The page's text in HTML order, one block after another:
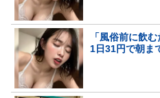
「風俗前に飲
1日31円で朝ま